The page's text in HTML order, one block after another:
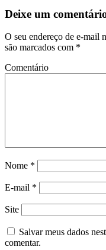
Deixe um
O seu endereço de e-mail
são marcados com *
Comentário
Nome *
E-mail *
Site
Salvar meus dados
comentar.